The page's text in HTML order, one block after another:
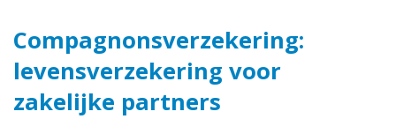
Compagnonsverzekering:
levensverzekering voor
zakelijke partners